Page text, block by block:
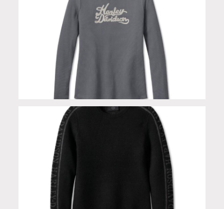
Dolcevita leggero grey in cotone modal spandex